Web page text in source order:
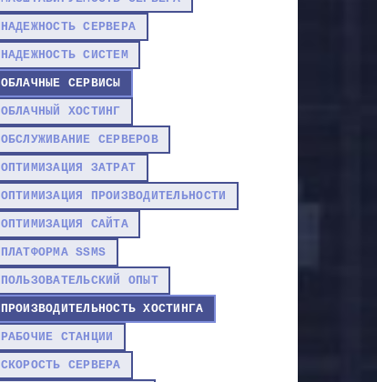
НАДЕЖНОСТЬ СЕРВЕРА
НАДЕЖНОСТЬ СИСТЕМ
ОБЛАЧНЫЕ СЕРВИСЫ
ОБЛАЧНЫЙ ХОСТИНГ
ОБСЛУЖИВАНИЕ СЕРВЕРОВ
ОПТИМИЗАЦИЯ ЗАТРАТ
ОПТИМИЗАЦИЯ ПРОИЗВОДИТЕЛЬНОСТИ
ОПТИМИЗАЦИЯ САЙТА
ПЛАТФОРМА SSMS
ПОЛЬЗОВАТЕЛЬСКИЙ ОПЫТ
ПРОИЗВОДИТЕЛЬНОСТЬ ХОСТИНГА
РАБОЧИЕ СТАНЦИИ
СКОРОСТЬ СЕРВЕРА